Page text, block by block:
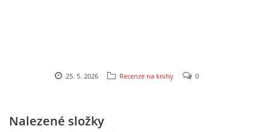
25. 5. 2026 Recenze na knihy 0
Nalezené složky